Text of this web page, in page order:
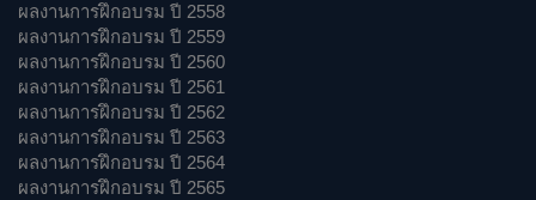
ผลงานการฝึกอบรม ปี 2558
ผลงานการฝึกอบรม ปี 2559
ผลงานการฝึกอบรม ปี 2560
ผลงานการฝึกอบรม ปี 2561
ผลงานการฝึกอบรม ปี 2562
ผลงานการฝึกอบรม ปี 2563
ผลงานการฝึกอบรม ปี 2564
ผลงานการฝึกอบรม ปี 2565